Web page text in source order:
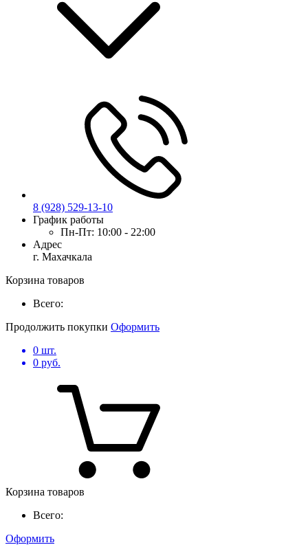
8 (928) 529-13-10
График работы
Пн-Пт: 10:00 - 22:00
Адрес
г. Махачкала
Корзина товаров
Всего:
Продолжить покупки Оформить
0 шт.
0 руб.
Корзина товаров
Всего:
Оформить